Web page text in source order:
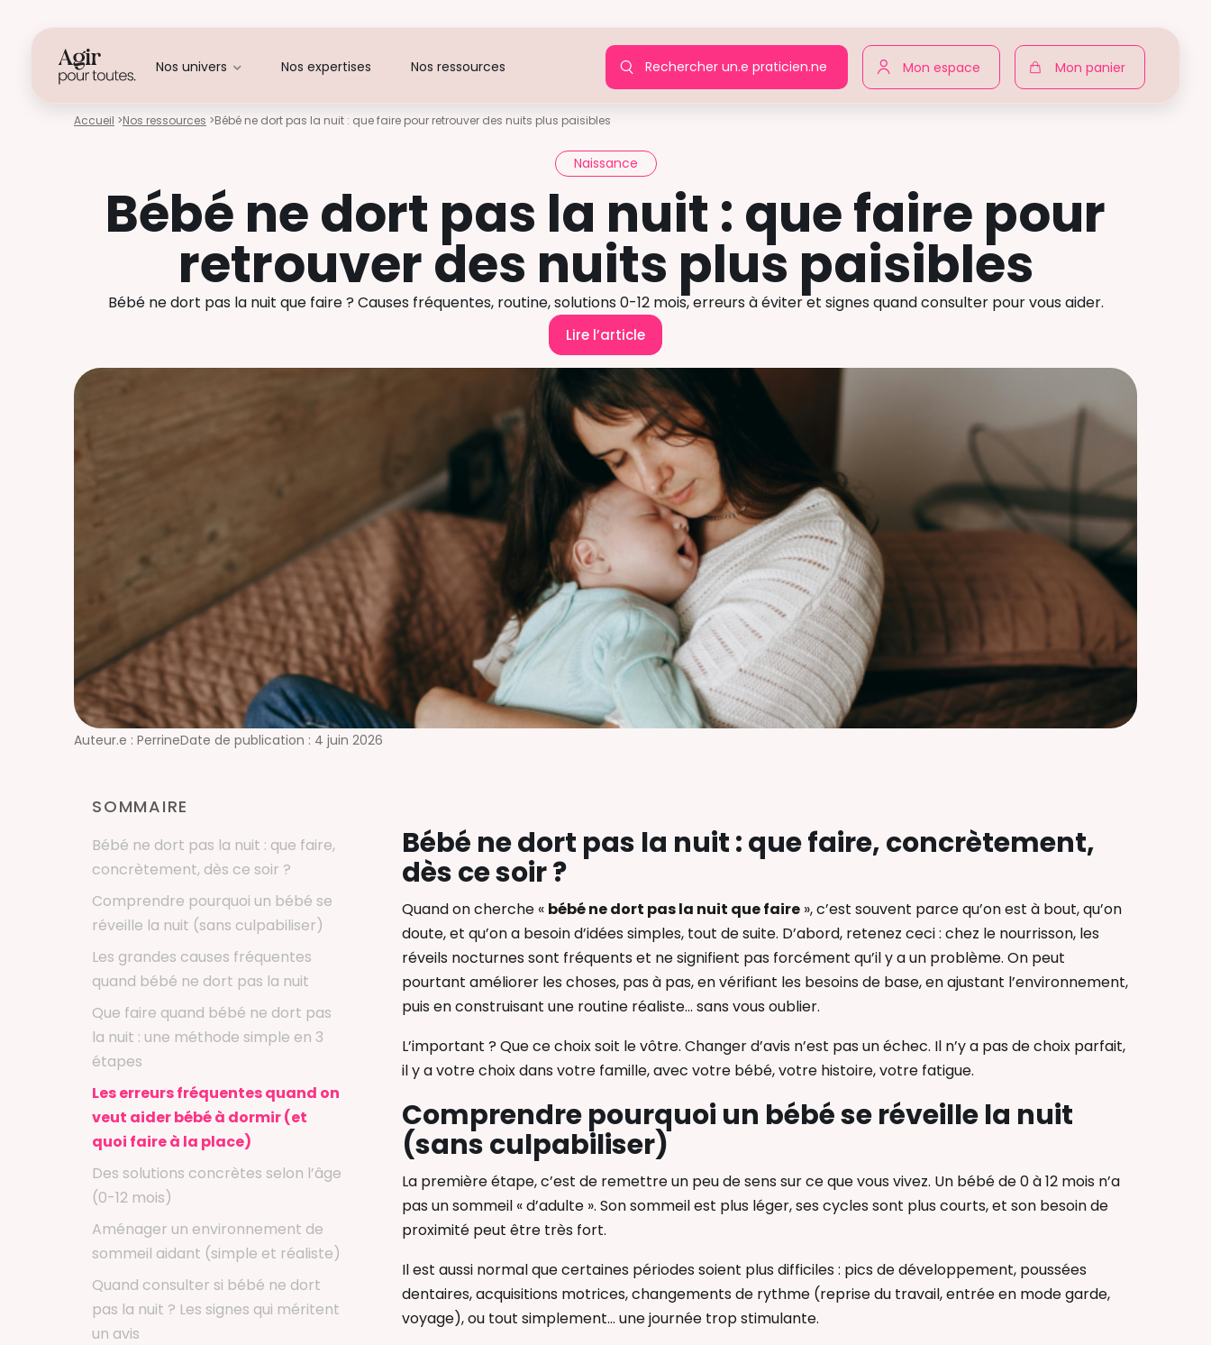
Nos univers Nos expertises Nos ressources Rechercher un.e praticien.ne Mon espace Mon panier
Accueil >Nos ressources >Bébé ne dort pas la nuit : que faire pour retrouver des nuits plus paisibles
Naissance
Bébé ne dort pas la nuit : que faire pour
retrouver des nuits plus paisibles
Bébé ne dort pas la nuit que faire ? Causes fréquentes, routine, solutions 0-12 mois, erreurs à éviter et signes quand consulter pour vous aider.
Lire l’article
Auteur.e : PerrineDate de publication : 4 juin 2026
SOMMAIRE
Bébé ne dort pas la nuit : que faire,
concrètement, dès ce soir ?
Comprendre pourquoi un bébé se
réveille la nuit (sans culpabiliser)
Les grandes causes fréquentes
quand bébé ne dort pas la nuit
Que faire quand bébé ne dort pas
la nuit : une méthode simple en 3
étapes
Les erreurs fréquentes quand on
veut aider bébé à dormir (et
quoi faire à la place)
Des solutions concrètes selon l’âge
(0-12 mois)
Aménager un environnement de
sommeil aidant (simple et réaliste)
Quand consulter si bébé ne dort
pas la nuit ? Les signes qui méritent
un avis
Bébé ne dort pas la nuit : que faire, concrètement,
dès ce soir ?
Quand on cherche « bébé ne dort pas la nuit que faire », c’est souvent parce qu’on est à bout, qu’on
doute, et qu’on a besoin d’idées simples, tout de suite. D’abord, retenez ceci : chez le nourrisson, les
réveils nocturnes sont fréquents et ne signifient pas forcément qu’il y a un problème. On peut
pourtant améliorer les choses, pas à pas, en vérifiant les besoins de base, en ajustant l’environnement,
puis en construisant une routine réaliste… sans vous oublier.
L’important ? Que ce choix soit le vôtre. Changer d’avis n’est pas un échec. Il n’y a pas de choix parfait,
il y a votre choix dans votre famille, avec votre bébé, votre histoire, votre fatigue.
Comprendre pourquoi un bébé se réveille la nuit
(sans culpabiliser)
La première étape, c’est de remettre un peu de sens sur ce que vous vivez. Un bébé de 0 à 12 mois n’a
pas un sommeil « d’adulte ». Son sommeil est plus léger, ses cycles sont plus courts, et son besoin de
proximité peut être très fort.
Il est aussi normal que certaines périodes soient plus difficiles : pics de développement, poussées
dentaires, acquisitions motrices, changements de rythme (reprise du travail, entrée en mode garde,
voyage), ou tout simplement… une journée trop stimulante.